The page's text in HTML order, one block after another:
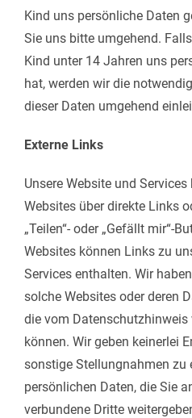
Kind uns persönliche Daten
Sie uns bitte umgehend.
Kind unter 14 Jahren uns
hat, werden wir die
dieser Daten umgehend
Externe Links
Unsere Website und
Websites über direkte Links
„Teilen“- oder „Gefällt mir“-
Websites können Links zu
Services enthalten. Wir
solche Websites oder deren
die vom Datenschutzhinweis
können. Wir geben keinerlei
sonstige Stellungnahmen zu
persönlichen Daten, die Sie
verbundene Dritte